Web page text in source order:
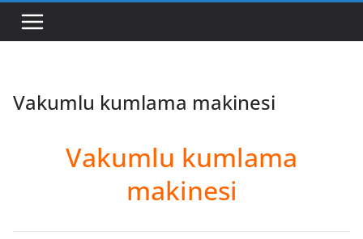
Vakumlu kumlama makinesi
Vakumlu kumlama
makinesi